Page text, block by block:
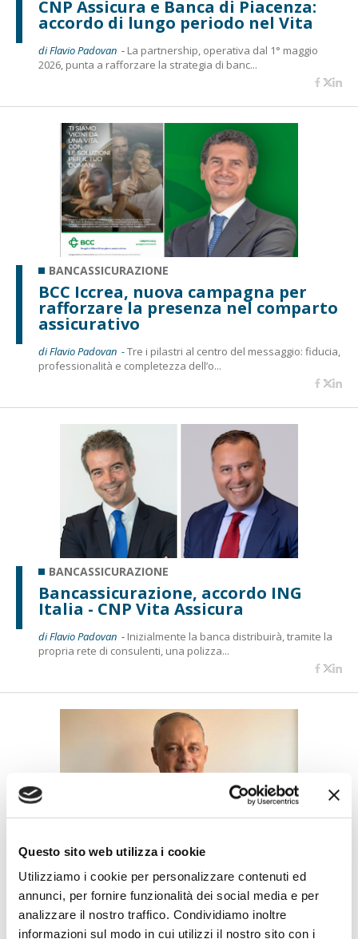
Questo sito web utilizza i cookie
Utilizziamo i cookie per personalizzare contenuti ed
annunci, per fornire funzionalità dei social media e per
analizzare il nostro traffico. Condividiamo inoltre
informazioni sul modo in cui utilizzi il nostro sito con i
CNP Assicura e Banca di Piacenza:
accordo di lungo periodo nel Vita
di Flavio Padovan - La partnership, operativa dal 1° maggio
2026, punta a rafforzare la strategia di banc...
BANCASSICURAZIONE
BCC Iccrea, nuova campagna per
rafforzare la presenza nel comparto
assicurativo
di Flavio Padovan -Tre i pilastri al centro del messaggio: fiducia,
professionalità e completezza dell’o...
BANCASSICURAZIONE
Bancassicurazione, accordo ING
Italia - CNP Vita Assicura
di Flavio Padovan - Inizialmente la banca distribuirà, tramite la
propria rete di consulenti, una polizza...
BANCASSICURAZIONE CARRIERE
Renato Antonini nuovo AD di Zurich
Investments Life
di Flavio Padovan - Il manager, finora Responsabile Direzione
Vita e Welfare di Italiana Assicurazioni (R...